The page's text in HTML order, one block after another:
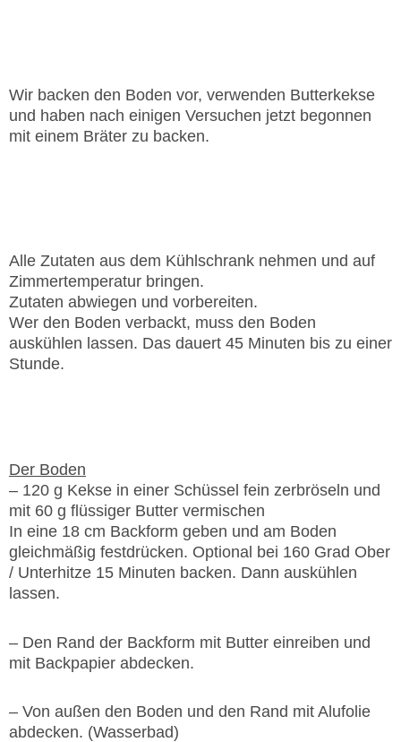
Wir backen den Boden vor, verwenden Butterkekse
und haben nach einigen Versuchen jetzt begonnen
mit einem Bräter zu backen.
Alle Zutaten aus dem Kühlschrank nehmen und auf
Zimmertemperatur bringen.
Zutaten abwiegen und vorbereiten.
Wer den Boden verbackt, muss den Boden
auskühlen lassen. Das dauert 45 Minuten bis zu einer
Stunde.
Der Boden
– 120 g Kekse in einer Schüssel fein zerbröseln und
mit 60 g flüssiger Butter vermischen
In eine 18 cm Backform geben und am Boden
gleichmäßig festdrücken. Optional bei 160 Grad Ober
/ Unterhitze 15 Minuten backen. Dann auskühlen
lassen.
– Den Rand der Backform mit Butter einreiben und
mit Backpapier abdecken.
– Von außen den Boden und den Rand mit Alufolie
abdecken. (Wasserbad)